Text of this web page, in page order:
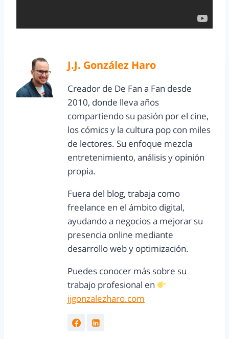
J.J. González Haro
Creador de De Fan a Fan desde
2010, donde lleva años
compartiendo su pasión por el cine,
los cómics y la cultura pop con miles
de lectores. Su enfoque mezcla
entretenimiento, análisis y opinión
propia.
Fuera del blog, trabaja como
freelance en el ámbito digital,
ayudando a negocios a mejorar su
presencia online mediante
desarrollo web y optimización.
Puedes conocer más sobre su
trabajo profesional en
jjgonzalezharo.com